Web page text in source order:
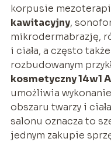
korpusie
kawitacyjny,
mikrodermabrazję,
i ciała, a często
rozbudowanym
kosmetyczny 14w1
umożliwia
obszaru twarzy i
salonu oznacza to
jednym zakupie